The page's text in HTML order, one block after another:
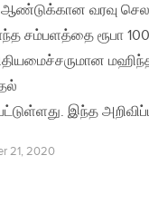
ஆண்டுக்கான வரவு
சம்பளத்தை ரூபா
இந்த
21, 2020